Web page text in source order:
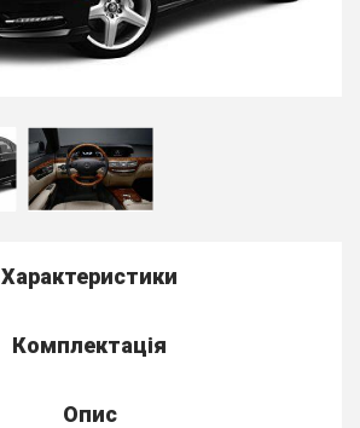
Характеристики
Комплектація
Опис